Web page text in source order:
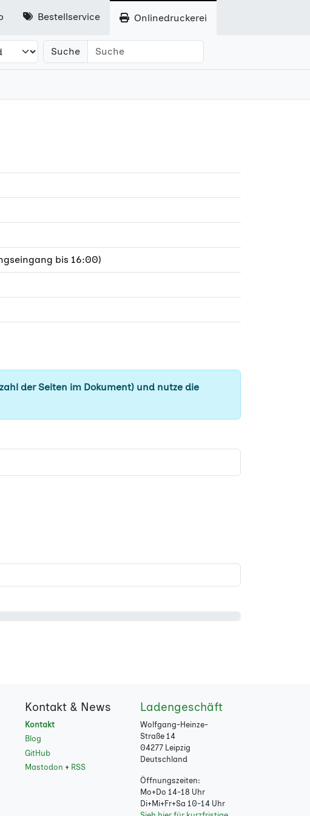
Bestellservice Onlinedruckerei
Suche
bis 16:00)
der Seiten im Dokument) und nutze die
Kontakt & News
Kontakt
Blog
GitHub
Mastodon + RSS
Ladengeschäft
Wolfgang-Heinze-
Straße 14
04277 Leipzig
Deutschland
Öffnungszeiten:
Mo+Do 14-18 Uhr
Di+Mi+Fr+Sa 10-14 Uhr